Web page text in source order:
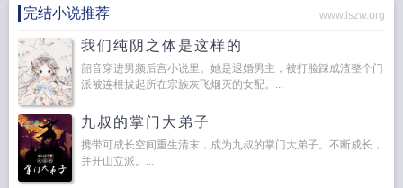
完结小说推荐 www.lszw.org
我们纯阴之体是这样的
韶音穿进男频后宫小说里。她是退婚男主，被打脸踩成渣整个门
派被连根拔起所在宗族灰飞烟灭的女配。...
九叔的掌门大弟子
携带可成长空间重生清末，成为九叔的掌门大弟子。不断成长，
并开山立派。...